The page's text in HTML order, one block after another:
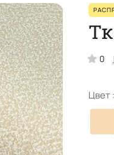
0
Цвет :